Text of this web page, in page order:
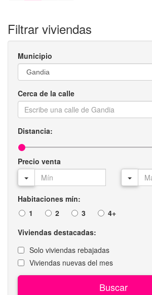
Filtrar viviendas
Municipio
Cerca de la calle
Distancia:
Precio venta
Habitaciones mín:
1
2 3 4+
Viviendas destacadas:
Solo viviendas rebajadas
Viviendas nuevas del mes
Buscar